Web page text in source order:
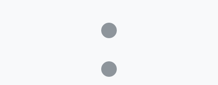
Загрузка...
Загрузка...